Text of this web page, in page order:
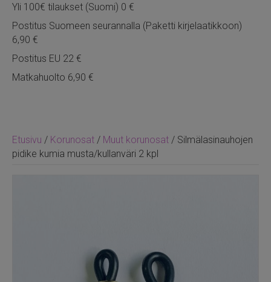
Etusivu / Korunosat / Muut korunosat / Silmälasinauhojen
pidike kumia musta/kullanväri 2 kpl
Yli 100€ tilaukset (Suomi) 0 €
Postitus Suomeen seurannalla (Paketti kirjelaatikkoon)
6,90 €
Postitus EU 22 €
Matkahuolto 6,90 €